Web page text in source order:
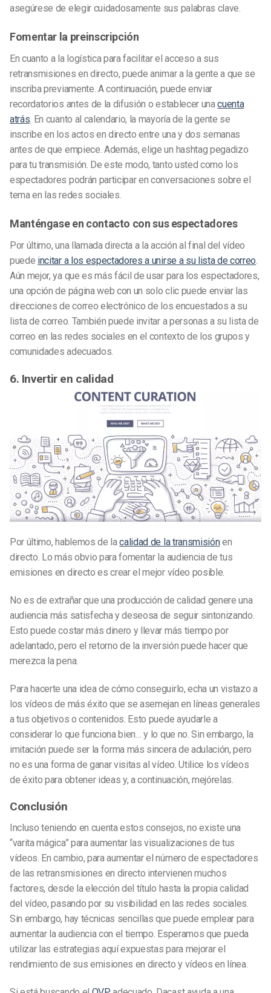
asegúrese de elegir cuidadosamente sus palabras clave.
Fomentar la preinscripción
En cuanto a la logística para facilitar el acceso a sus
retransmisiones en directo, puede animar a la gente a que se
inscriba previamente. A continuación, puede enviar
recordatorios antes de la difusión o establecer unacuenta
atrás. En cuanto al calendario, la mayoría de la gente se
inscribe en los actos en directo entre una y dos semanas
antes de que empiece. Además, elige un hashtag pegadizo
para tu transmisión. De este modo, tanto usted como los
espectadores podrán participar en conversaciones sobre el
tema en las redes sociales.
Manténgase en contacto con sus espectadores
Por último, una llamada directa a la acción al final del vídeo
puede incitar a los espectadores a unirse a su lista de correo.
Aún mejor, ya que es más fácil de usar para los espectadores,
una opción de página web con un solo clic puede enviar las
direcciones de correo electrónico de los encuestados a su
lista de correo. También puede invitar a personas a su lista de
correo en las redes sociales en el contexto de los grupos y
comunidades adecuados.
6. Invertir en calidad
Por último, hablemos de lacalidad de la transmisiónen
directo. Lo más obvio para fomentar la audiencia de tus
emisiones en directo es crear el mejor vídeo posible.
No es de extrañar que una producción de calidad genere una
audiencia más satisfecha y deseosa de seguir sintonizando.
Esto puede costar más dinero y llevar más tiempo por
adelantado, pero el retorno de la inversión puede hacer que
merezca la pena.
Para hacerte una idea de cómo conseguirlo, echa un vistazo a
los vídeos de más éxito que se asemejan en líneas generales
a tus objetivos o contenidos. Esto puede ayudarle a
considerar lo que funciona bien… y lo que no. Sin embargo, la
imitación puede ser la forma más sincera de adulación, pero
no es una forma de ganar visitas al vídeo. Utilice los vídeos
de éxito para obtener ideas y, a continuación, mejórelas.
Conclusión
Incluso teniendo en cuenta estos consejos, no existe una
“varita mágica” para aumentar las visualizaciones de tus
vídeos. En cambio, para aumentar el número de espectadores
de las retransmisiones en directo intervienen muchos
factores, desde la elección del título hasta la propia calidad
del vídeo, pasando por su visibilidad en las redes sociales.
Sin embargo, hay técnicas sencillas que puede emplear para
aumentar la audiencia con el tiempo. Esperamos que pueda
utilizar las estrategias aquí expuestas para mejorar el
rendimiento de sus emisiones en directo y vídeos en línea.